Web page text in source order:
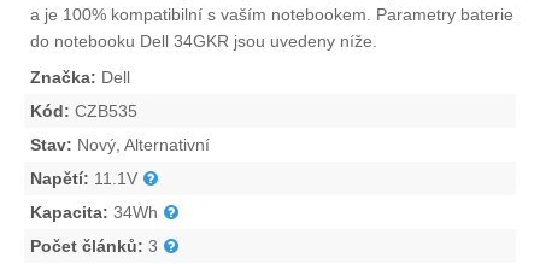
a je 100% kompatibilní s vaším notebookem. Parametry baterie
do notebooku Dell 34GKR jsou uvedeny níže.
Značka: Dell
Kód: CZB535
Stav: Nový, Alternativní
Napětí: 11.1V
Kapacita: 34Wh
Počet článků: 3